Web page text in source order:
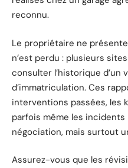
reconnu.
Le propriétaire ne
n’est perdu : plusieurs
consulter l’historique d’un
d’immatriculation. Ces
interventions passées, les
parfois même les incidents
négociation, mais surtout
Assurez-vous que les